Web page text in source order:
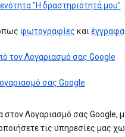
"Η δραστηριότητά μου"
φωτογραφίες καιέγγραφα
τον Λογαριασμό σας Google
σας Google
Λογαριασμό σας Google,
τις υπηρεσίες μας